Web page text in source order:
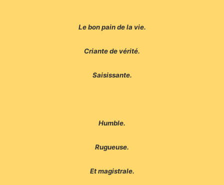
Le bon pain de la vie.
Criante de vérité.
Saisissante.
Humble.
Rugueuse.
Et magistrale.